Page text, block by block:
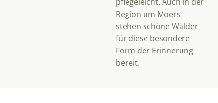
Region um Moers
stehen schöne Wälder
für diese besondere
Form der Erinnerung
bereit.